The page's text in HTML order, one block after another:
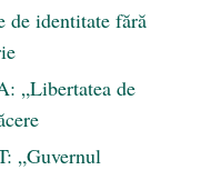
de identitate fără
„Libertatea de
„Guvernul